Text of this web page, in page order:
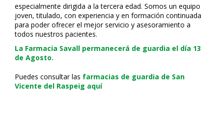
especialmente dirigida a la tercera edad. Somos un equipo
joven, titulado, con experiencia y en formación continuada
para poder ofrecer el mejor servicio y asesoramiento a
todos nuestros pacientes.
La Farmacia Savall permanecerá de guardia el día 13
de Agosto.
Puedes consultar las farmacias de guardia de San
Vicente del Raspeig aquí